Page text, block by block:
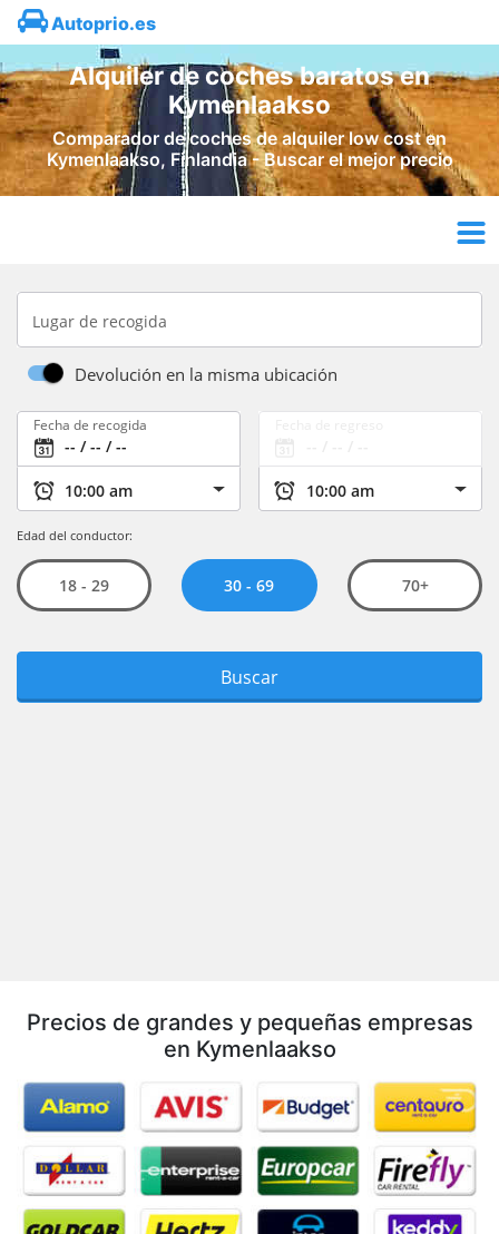
Autoprio.es
Alquiler de coches baratos en
Kymenlaakso
Comparador de coches de alquiler low cost en
Kymenlaakso, Finlandia - Buscar el mejor precio
Precios de grandes y pequeñas empresas
en Kymenlaakso